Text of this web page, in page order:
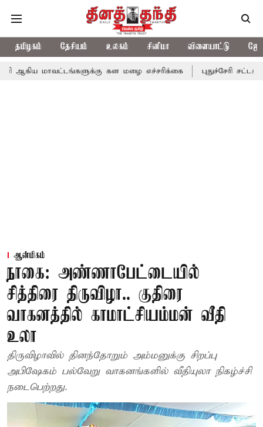
தமிழகம் தேசியம் உலகம் சினிமா விளையாட்டு
கன மழை எச்சரிக்கை புதுச்சேரி சட்டசபையில்
ஆன்மிகம்
நாகை: அண்ணாபேட்டையில்
சித்திரை திருவிழா.. குதிரை
வாகனத்தில் காமாட்சியம்மன் வீதி
உலா
திருவிழாவில் தினந்தோறும் அம்மனுக்கு சிறப்பு
அபிஷேகம் பல்வேறு வாகனங்களில் வீதியுலா நிகழ்ச்சி
நடைபெற்றது.